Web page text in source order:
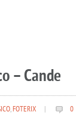
– Cande
,FOTERIX 0